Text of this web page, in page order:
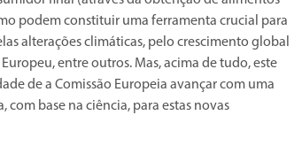
podem constituir uma ferramenta crucial para
alterações climáticas, pelo crescimento global
entre outros. Mas, acima de tudo, este
de a Comissão Europeia avançar com uma
base na ciência, para estas novas